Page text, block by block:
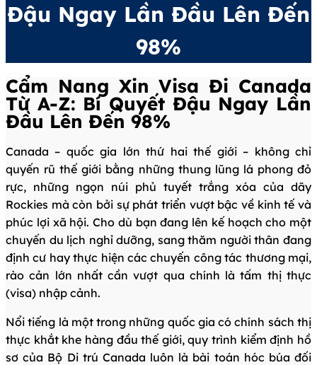
Đậu Ngay Lần Đầu Lên Đến
98%
Cẩm Nang Xin Visa Đi Canada
Từ A-Z: Bí Quyết Đậu Ngay Lần
Đầu Lên Đến 98%
Canada – quốc gia lớn thứ hai thế giới – không chỉ
quyến rũ thế giới bằng những thung lũng lá phong đỏ
rực, những ngọn núi phủ tuyết trắng xóa của dãy
Rockies mà còn bởi sự phát triển vượt bậc về kinh tế và
phúc lợi xã hội. Cho dù bạn đang lên kế hoạch cho một
chuyến du lịch nghỉ dưỡng, sang thăm người thân đang
định cư hay thực hiện các chuyến công tác thương mại,
rào cản lớn nhất cần vượt qua chính là tấm thị thực
(visa) nhập cảnh.
Nổi tiếng là một trong những quốc gia có chính sách thị
thực khắt khe hàng đầu thế giới, quy trình kiểm định hồ
sơ của Bộ Di trú Canada luôn là bài toán hóc búa đối